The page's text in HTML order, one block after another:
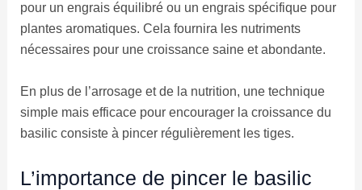
pour un engrais équilibré ou un engrais spécifique pour
plantes aromatiques. Cela fournira les nutriments
nécessaires pour une croissance saine et abondante.
En plus de l’arrosage et de la nutrition, une technique
simple mais efficace pour encourager la croissance du
basilic consiste à pincer régulièrement les tiges.
L’importance de pincer le basilic